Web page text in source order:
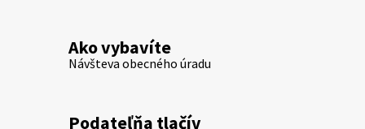
Ako vybavíte
Návšteva obecného úradu
Podateľňa tlačív